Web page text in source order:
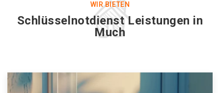
WIR BIETEN
Schlüsselnotdienst Leistungen in
Much